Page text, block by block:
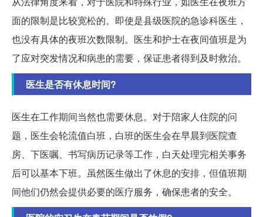
面的限制是比较宽松的。即使是县级医院的急诊科医生，
也没有具体的夜班次数限制。医生和护士在夜间值班是为
了应对突发情况和病患的需要，保证患者得到及时救治。
医生是否有休息时间?
医生在工作期间当然也需要休息。对于陪家人住院的问
题，医生会轮流值白班，白班的医生会在早晨到医院查
房、下医嘱、书写病历记录等工作，白天处理完相关事务
后可以基本下班。虽然医生做出了休息的安排，但值班期
间他们仍然会提供必要的医疗服务，确保患者的安全。